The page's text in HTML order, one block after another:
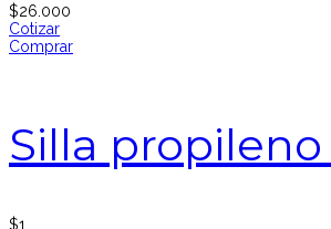
$26.000
Cotizar
Comprar
Silla
$1